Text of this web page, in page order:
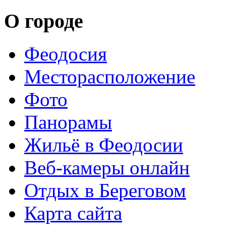
О городе
Феодосия
Месторасположение
Фото
Панорамы
Жильё в Феодосии
Веб-камеры онлайн
Отдых в Береговом
Карта сайта